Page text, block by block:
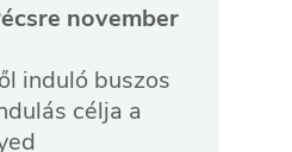
november
induló buszos
célja a